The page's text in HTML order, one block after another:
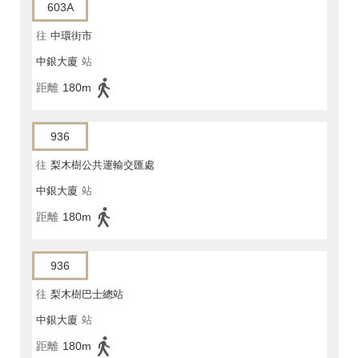
603A
往 中環街市
中銀大廈 站
距離 180m
936
往 梨木樹公共運輸交匯處
中銀大廈 站
距離 180m
936
往 梨木樹巴士總站
中銀大廈 站
距離 180m